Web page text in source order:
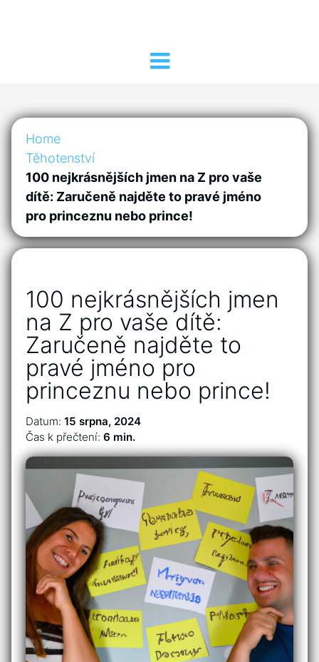
Home
Těhotenství
100 nejkrásnějších jmen na Z pro vaše
dítě: Zaručeně najděte to pravé jméno
pro princeznu nebo prince!
100 nejkrásnějších jmen
na Z pro vaše dítě:
Zaručeně najděte to
pravé jméno pro
princeznu nebo prince!
Datum: 15 srpna, 2024
Čas k přečtení: 6 min.